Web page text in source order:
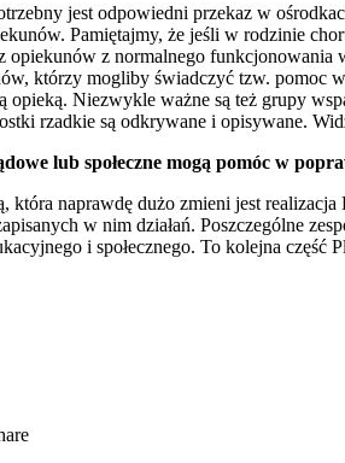
jest odpowiedni przekaz w
Pamiętajmy, że jeśli w rodzinie
opiekunów z normalnego funkcjonowania
którzy mogliby świadczyć tzw. pomoc
opieką. Niezwykle ważne są też grupy
rzadkie są odkrywane i opisywane.
lub społeczne mogą pomóc w
która naprawdę dużo zmieni jest
w nim działań. Poszczególne
i społecznego. To kolejna